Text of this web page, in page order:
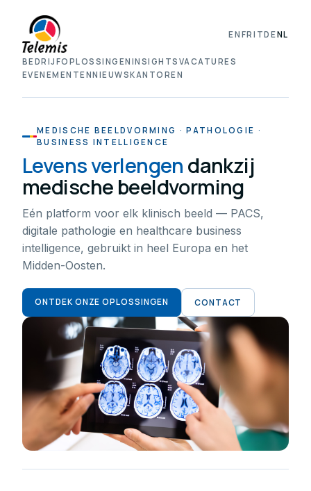
BEDRIJFOPLOSSINGEN INSIGHTS VACATURES
EVENEMENTENNIEUWSKANTOREN
ENFRITDENL
MEDISCHE BEELDVORMING · PATHOLOGIE ·
BUSINESS INTELLIGENCE
Levens verlengen dankzij
medische beeldvorming
Eén platform voor elk klinisch beeld — PACS,
digitale pathologie en healthcare business
intelligence, gebruikt in heel Europa en het
Midden-Oosten.
ONTDEK ONZE OPLOSSINGEN CONTACT